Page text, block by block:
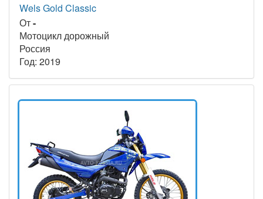
Wels Gold Classic
От-
Мотоцикл дорожный
Россия
Год: 2019